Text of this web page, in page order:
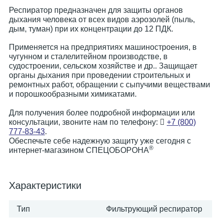
Респиратор предназначен для защиты органов
дыхания человека от всех видов аэрозолей (пыль,
дым, туман) при их концентрации до 12 ПДК.
Применяется на предприятиях машиностроения, в
чугунном и сталелитейном производстве, в
судостроении, сельском хозяйстве и др.. Защищает
органы дыхания при проведении строительных и
ремонтных работ, обращении с сыпучими веществами
и порошкообразными химикатами.
Для получения более подробной информации или
консультации, звоните нам по телефону:
+7 (800)
777-83-43.
Обеспечьте себе надежную защиту уже сегодня с
интернет-магазином СПЕЦОБОРОНА®
Характеристики
Тип Фильтрующий респиратор